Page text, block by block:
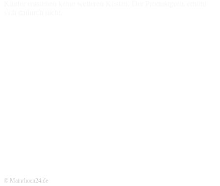
© Mainrhoen24.de